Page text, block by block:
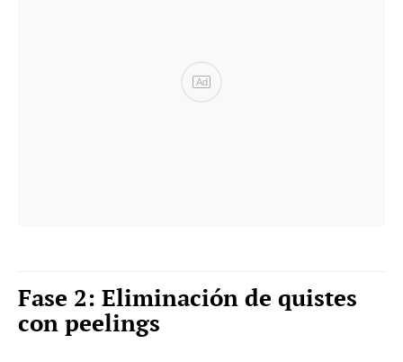
Ad
Fase 2: Eliminación de quistes
con peelings